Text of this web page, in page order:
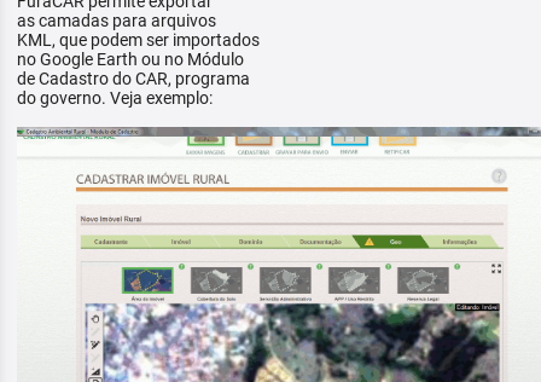
as camadas para arquivos
KML, que podem ser importados
no Google Earth ou no Módulo
de Cadastro do CAR, programa
do governo. Veja exemplo: